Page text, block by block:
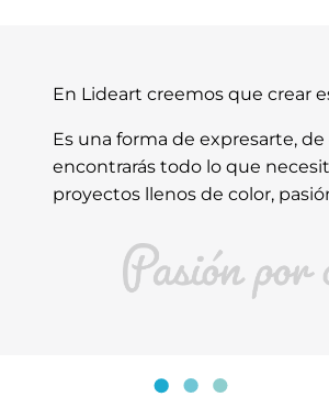
En Lideart creemos que crear
Es una forma de expresarte,
encontrarás todo lo que
proyectos llenos de color,